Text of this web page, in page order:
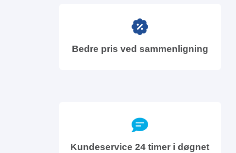
Bedre pris ved sammenligning
Kundeservice 24 timer i døgnet